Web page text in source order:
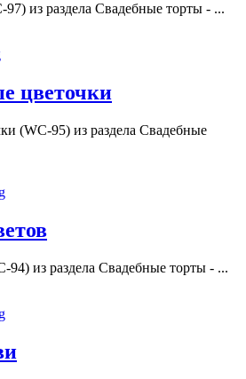
из раздела Свадебные торты - ...
цветочки
(WC-95) из раздела Свадебные
94) из раздела Свадебные торты - ...